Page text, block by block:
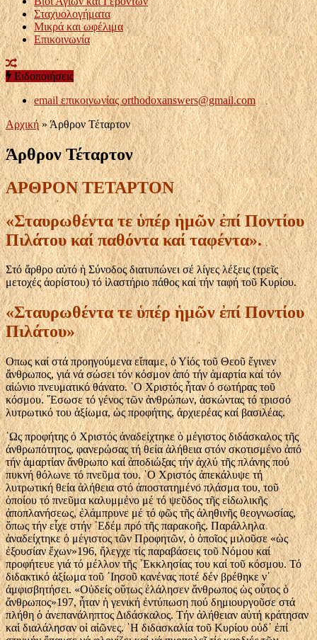
Σταχυολογήματα
Μικρά και ωφέλιμα
Επικοινωνία
Ειδοποιήσεις
email επικοινωνίαςorthodoxanswers@gmail.com
Αρχική »Άρθρον Τέταρτον
Άρθρον Τέταρτον
ΑΡΘΡΟΝ ΤΕΤΑΡΤΟΝ
«Σταυρωθέντα τε ὑπέρ ἡμῶν ἐπί Ποντίου
Πιλάτου καί παθόντα καί ταφέντα».
Στό ἄρθρο αὐτό ἡ Σύνοδος διατυπώνει σέ λίγες λέξεις (τρεῖς
μετοχές ἀορίστου) τό ἱλαστήριο πάθος καί τήν ταφή τοῦ Κυρίου.
«Σταυρωθέντα τε ὑπέρ ἡμῶν ἐπί Ποντίου
Πιλάτου»
Οπως καί στά προηγούμενα εἴπαμε, ὁ Υἱός τοῦ Θεοῦ ἔγινεν
ἄνθρωπος, γιά νά σώσει τόν κόσμον ἀπό τήν ἁμαρτία καί τόν
αἰώνιο πνευματικό θάνατο. ῾Ο Χριστός ἦταν ὁ σωτήρας τοῦ
κόσμου. ῎Εσωσε τό γένος τῶν ἀνθρώπων, ἀσκώντας τό τρισσό
λυτρωτικό του ἀξίωμα, ὡς προφήτης, ἀρχιερέας καί βασιλέας.
῾Ως προφήτης ὁ Χριστός ἀναδείχτηκε ὁ μέγιστος διδάσκαλος τῆς
ἀνθρωπότητος, φανερώσας τή θεία ἀλήθεια στόν σκοτισμένο ἀπό
τήν ἁμαρτίαν ἄνθρωπο καί ἀποδιώξας τήν ἀχλύ τῆς πλάνης πού
πυκνή θόλωνε τό πνεῦμα του. ῾Ο Χριστός ἀπεκάλυψε τή
λυτρωτική θεία ἀλήθεια στό ἀποστατημένο πλάσμα του, τοῦ
ὁποίου τό πνεῦμα καλυμμένο μέ τό ψεῦδος τῆς εἰδωλικῆς
ἀποπλανήσεως, ἐλάμπρυνε μέ τό φῶς τῆς ἀληθινῆς θεογνωσίας,
ὅπως τήν εἶχε στήν ᾿Εδέμ πρό τῆς παρακοῆς. Παράλληλα
ἀναδείχτηκε ὁ μέγιστος τῶν Προφητῶν, ὁ ὁποῖος μιλοῦσε «ὡς
ἐξουσίαν ἔχων»196, ἤλεγχε τίς παραβάσεις τοῦ Νόμου καί
προφήτευε γιά τό μέλλον τῆς ᾿Εκκλησίας του καί τοῦ κόσμου. Τό
διδακτικό ἀξίωμα τοῦ ᾿Ιησοῦ κανένας ποτέ δέν βρέθηκε ν᾿
ἀμφισβητήσει. «Οὐδείς οὕτως ἐλάλησεν ἄνθρωπος ὡς οὗτος ὁ
ἄνθρωπος»197, ἦταν ἡ γενική ἐντύπωση πού δημιουργοῦσε στά
πλήθη ὁ ἀνεπανάληπτος Διδάσκαλος. Τήν ἀλήθειαν αὐτή κράτησαν
καί διαλάλησαν οἱ αἰῶνες. ῾Η διδασκαλία τοῦ Κυρίου οὐδ᾿ ἐπί